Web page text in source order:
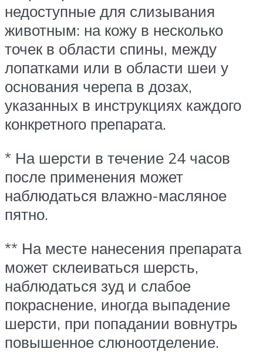
недоступные для слизывания
животным: на кожу в несколько
точек в области спины, между
лопатками или в области шеи у
основания черепа в дозах,
указанных в инструкциях каждого
конкретного препарата.
* На шерсти в течение 24 часов
после применения может
наблюдаться влажно-масляное
пятно.
** На месте нанесения препарата
может склеиваться шерсть,
наблюдаться зуд и слабое
покраснение, иногда выпадение
шерсти, при попадании вовнутрь
повышенное слюноотделение.